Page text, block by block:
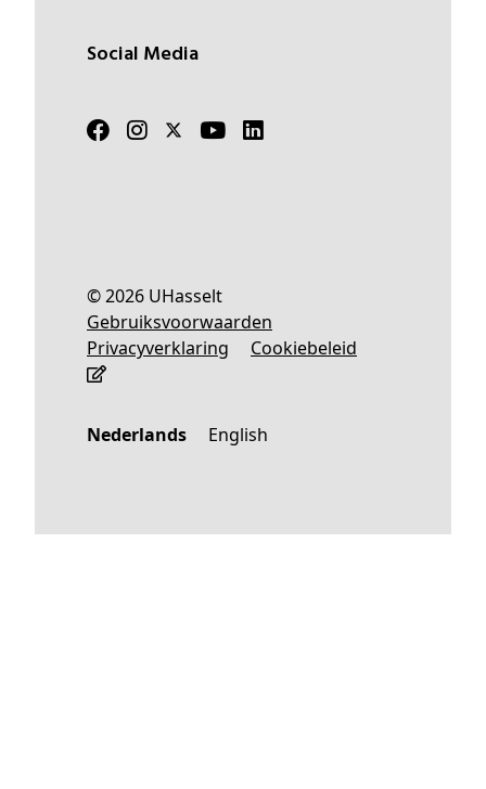
Social Media
© 2026 UHasselt
Gebruiksvoorwaarden
Privacyverklaring
Cookiebeleid
Nederlands English